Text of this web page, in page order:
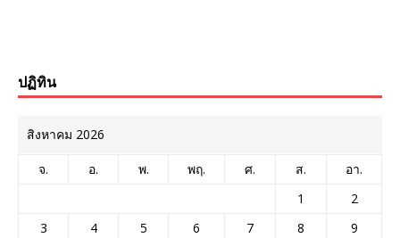
ปฏิทิน
สิงหาคม 2026
จ. อ. พ. พฤ. ศ. ส.
อา.
1
2
3
4 5 6 7 8
9